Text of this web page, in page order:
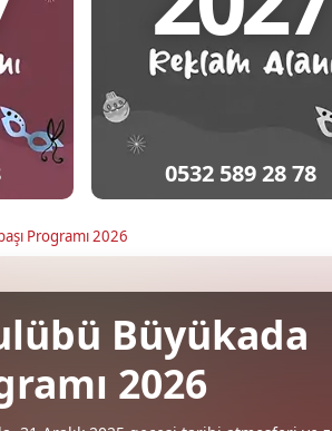
0532 589 28 78
Programı 2026
Büyükada
2026